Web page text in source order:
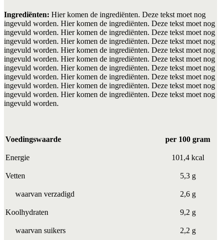
Ingrediënten: Hier komen de ingrediënten. Deze tekst moet nog
ingevuld worden. Hier komen de ingrediënten. Deze tekst moet nog
ingevuld worden. Hier komen de ingrediënten. Deze tekst moet nog
ingevuld worden. Hier komen de ingrediënten. Deze tekst moet nog
ingevuld worden. Hier komen de ingrediënten. Deze tekst moet nog
ingevuld worden. Hier komen de ingrediënten. Deze tekst moet nog
ingevuld worden. Hier komen de ingrediënten. Deze tekst moet nog
ingevuld worden. Hier komen de ingrediënten. Deze tekst moet nog
ingevuld worden. Hier komen de ingrediënten. Deze tekst moet nog
ingevuld worden. Hier komen de ingrediënten. Deze tekst moet nog
ingevuld worden.
Voedingswaarde per 100 gram
Energie 101,4 kcal
Vetten 5,3 g
waarvan verzadigd 2,6 g
Koolhydraten 9,2 g
waarvan suikers 2,2 g